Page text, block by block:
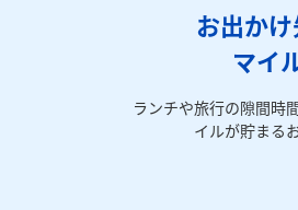
お出か
マイ
ランチや旅行の隙間時
イルが貯まる